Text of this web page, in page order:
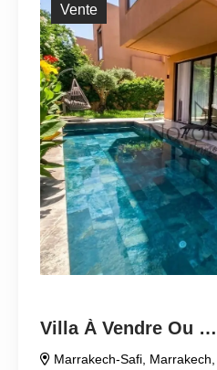
Vente
Villa À Vendre Ou À Louer
Marrakech-Safi Marrakech